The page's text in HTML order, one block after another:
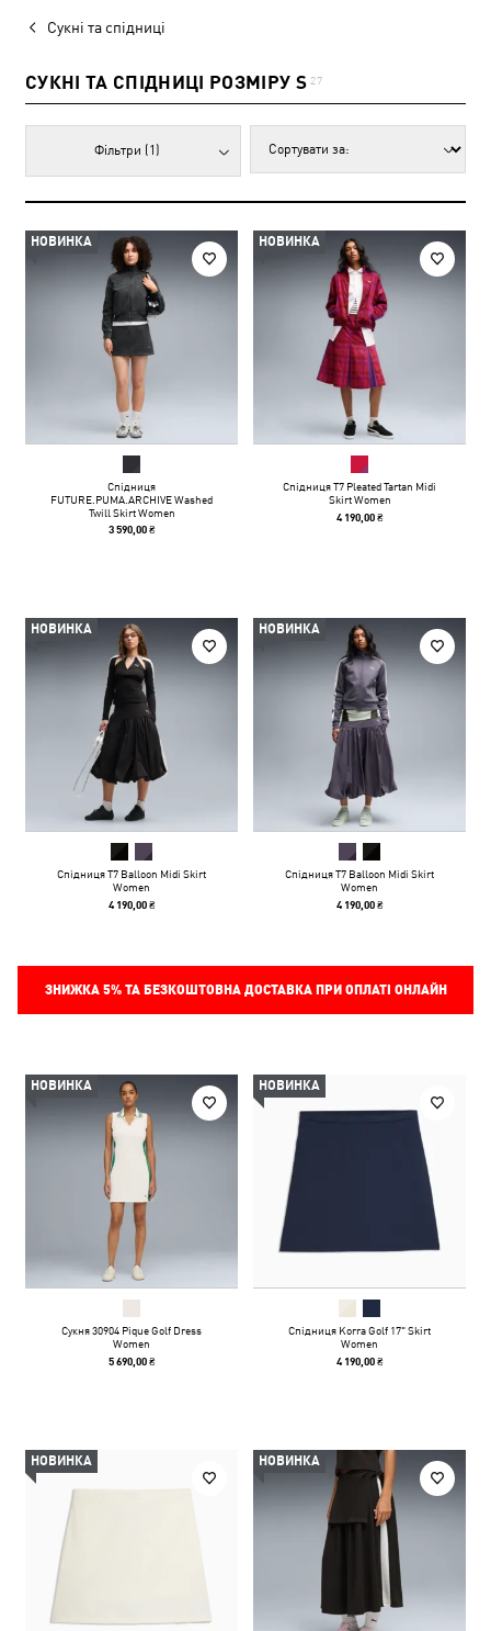
Сукні та спідниці
СУКНІ ТА СПІДНИЦІ РОЗМІРУ S 27
Фільтри (1)
НОВИНКА
Спідниця
FUTURE.PUMA.ARCHIVE Washed
Twill Skirt Women
3 590,00 ₴
НОВИНКА
Спідниця T7 Pleated Tartan Midi
Skirt Women
4 190,00 ₴
НОВИНКА
Спідниця T7 Balloon Midi Skirt
Women
4 190,00 ₴
НОВИНКА
Спідниця T7 Balloon Midi Skirt
Women
4 190,00 ₴
ЗНИЖКА 5%ТА БЕЗКОШТОВНА ДОСТАВКА ПРИ ОПЛАТІ ОНЛАЙН
НОВИНКА
Сукня 30904 Pique Golf Dress
Women
5 690,00 ₴
НОВИНКА
Спідниця Korra Golf 17" Skirt
Women
4 190,00 ₴
НОВИНКА НОВИНКА